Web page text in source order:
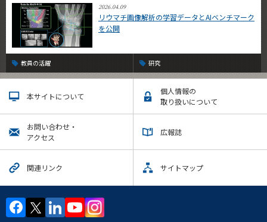
2026.04.09
リウマチ画像解析の学習データとAIベンチマーク
を公開
教員の活躍 研究
本サイトについて
個人情報の
取り扱いについて
お問い合わせ・
アクセス
広報誌
関連リンク サイトマップ